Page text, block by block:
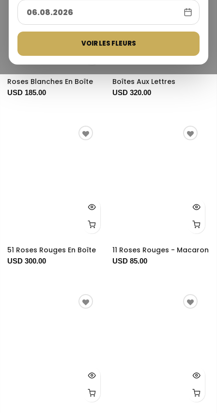
VOIR LES FLEURS
Roses Blanches En Boîte
USD 185.00
Boîtes Aux Lettres
USD 320.00
51 Roses Rouges En Boîte
USD 300.00
11 Roses Rouges - Macaron
USD 85.00